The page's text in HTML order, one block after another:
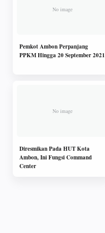
Pemkot Ambon Perpanjang
PPKM Hingga 20 September 2021
Diresmikan Pada HUT Kota
Ambon, Ini Fungsi Command
Center